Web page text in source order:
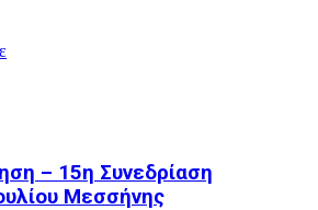
– 15η Συνεδρίαση
Μεσσήνης